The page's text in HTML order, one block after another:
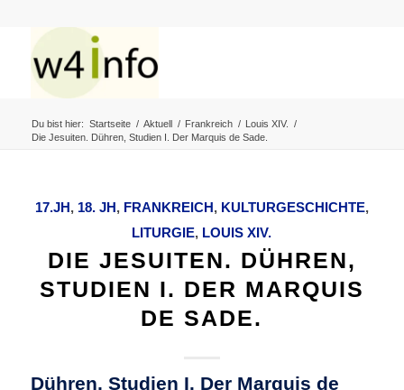
Du bist hier: Startseite / Aktuell / Frankreich / Louis XIV.
/
Die Jesuiten. Dühren, Studien I. Der Marquis de Sade.
17.JH, 18. JH, FRANKREICH, KULTURGESCHICHTE,
LITURGIE, LOUIS XIV.
DIE JESUITEN. DÜHREN,
STUDIEN I. DER MARQUIS
DE SADE.
Dühren, Studien I. Der Marquis de